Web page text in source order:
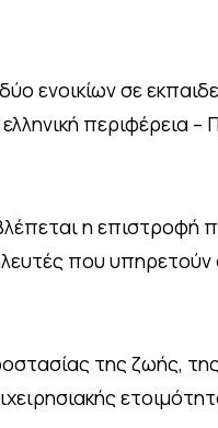
ενοικίων σε
περιφέρεια –
η επιστροφή
που υπηρετούν
της ζωής,